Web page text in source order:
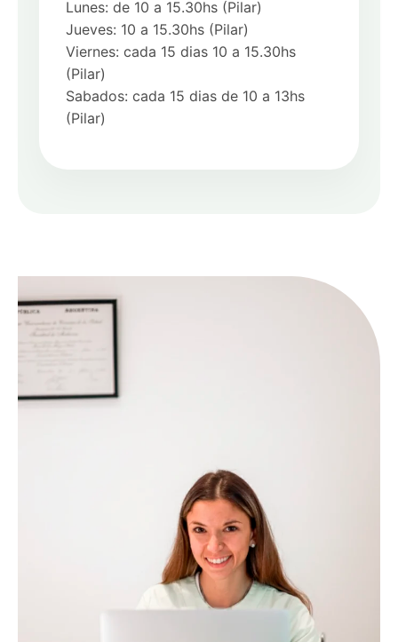
Lunes: de 10 a 15.30hs (Pilar)
Jueves: 10 a 15.30hs (Pilar)
Viernes: cada 15 dias 10 a 15.30hs
(Pilar)
Sabados: cada 15 dias de 10 a 13hs
(Pilar)